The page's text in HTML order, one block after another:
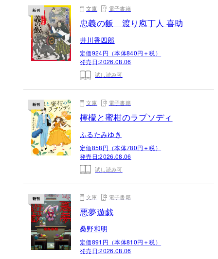
文庫 電子書籍
忠義の飯 渡り庖丁人 喜助
井川香四郎
定価924円（本体840円＋税）
発売日:2026.08.06
試し読み可
文庫 電子書籍
檸檬と蜜柑のラプソディ
ふるたみゆき
定価858円（本体780円＋税）
発売日:2026.08.06
試し読み可
文庫 電子書籍
悪夢遊戯
桑野和明
定価891円（本体810円＋税）
発売日:2026.08.06